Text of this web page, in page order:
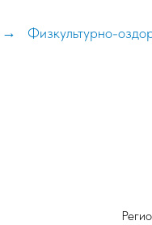
→ Физкультурно-